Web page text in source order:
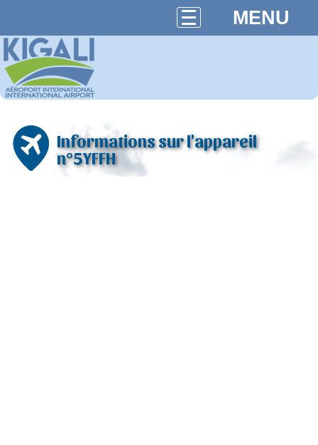
MENU
Informations sur l'appareil
n°5YFFH